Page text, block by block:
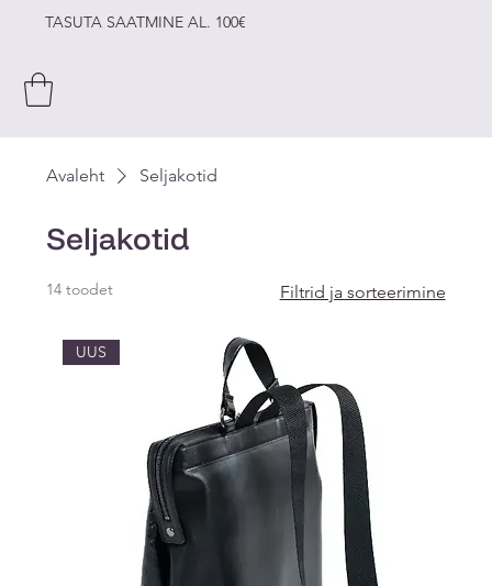
TASUTA SAATMINE AL. 100€
Avaleht Seljakotid
Seljakotid
14 toodet Filtrid ja sorteerimine
UUS